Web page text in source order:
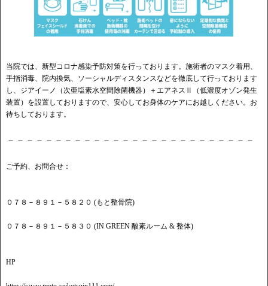
当院では、新型コロナ感染予防対策を行っております。施術者のマスク着用、
手指消毒、院内換気、ソーシャルディスタンスなどを徹底して行っております
し、ジアイーノ（次亜塩素水空間除菌機器）＋エアネスⅡ（低濃度オゾン発生
装置）を設置しておりますので、安心してお身体のケアにお越しください。お
待ちしております。
－－－－－－－－－－－－－－－－－－－－－－－－－－
ご予約、お問合せ：
０７８－８９１－５８２０ (もと整骨院)
０７８－８９１－５８３０ (IN GREEN 酸素ルーム & 整体)
HP